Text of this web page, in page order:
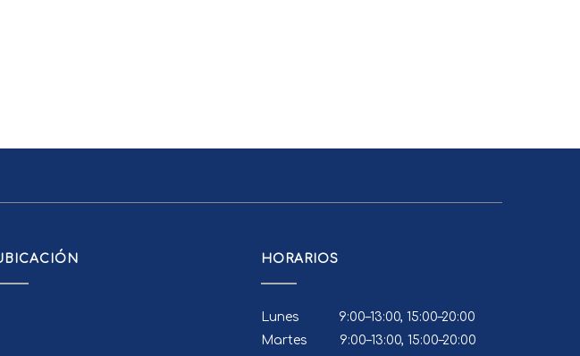
HORARIOS
Lunes 9:00–13:00, 15:00–20:00
Martes 9:00–13:00, 15:00–20:00